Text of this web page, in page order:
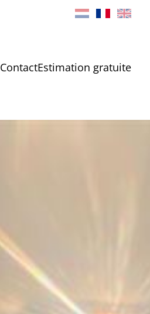
ContactEstimation gratuite